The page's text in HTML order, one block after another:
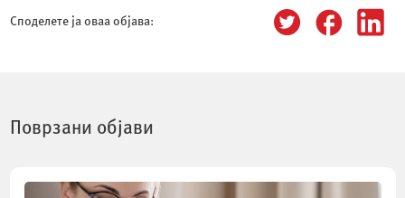
Споделете ја оваа објава:
Поврзани објави